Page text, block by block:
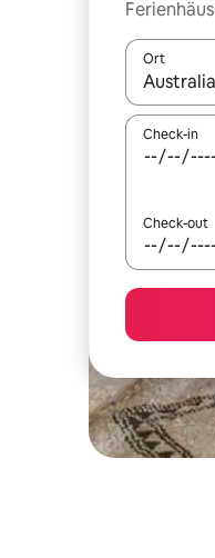
Ort
Wenn
Check-in
Check-out